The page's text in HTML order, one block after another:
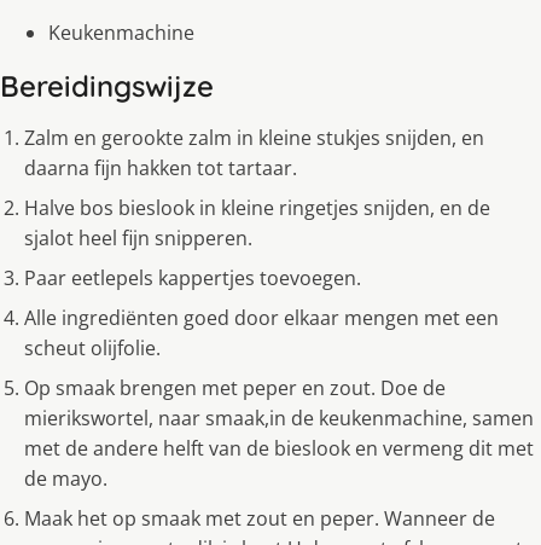
Keukenmachine
Bereidingswijze
Zalm en gerookte zalm in kleine stukjes snijden, en
daarna fijn hakken tot tartaar.
Halve bos bieslook in kleine ringetjes snijden, en de
sjalot heel fijn snipperen.
Paar eetlepels kappertjes toevoegen.
Alle ingrediënten goed door elkaar mengen met een
scheut olijfolie.
Op smaak brengen met peper en zout. Doe de
mierikswortel, naar smaak,in de keukenmachine, samen
met de andere helft van de bieslook en vermeng dit met
de mayo.
Maak het op smaak met zout en peper. Wanneer de